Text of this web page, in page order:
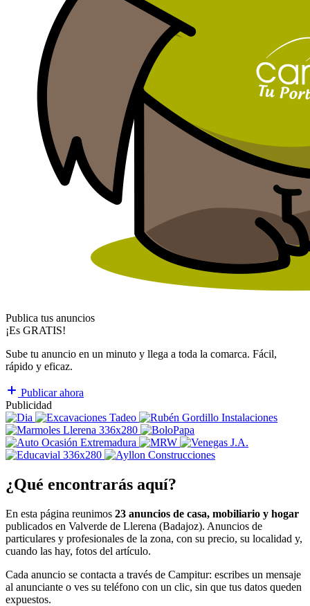
Publica tus anuncios
¡Es GRATIS!
Sube tu anuncio en un minuto y llega a toda la comarca. Fácil,
rápido y eficaz.
Publicar ahora
Publicidad
¿Qué encontrarás aquí?
En esta página reunimos 23 anuncios de casa, mobiliario y hogar
publicados en Valverde de Llerena (Badajoz). Anuncios de
particulares y profesionales de la zona, con su precio, su localidad y,
cuando las hay, fotos del artículo.
Cada anuncio se contacta a través de Campitur: escribes un mensaje
al anunciante o ves su teléfono con un clic, sin que tus datos queden
expuestos.